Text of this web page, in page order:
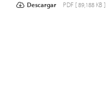
Descargar PDF [ 89,188 KB ]